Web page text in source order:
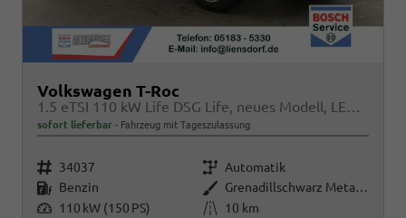
Volkswagen T-Roc
1.5 eTSI 110 kW Life DSG Life, neues Modell, LED, Kamera, Side, Winter, 17-Zoll
sofort lieferbar Fahrzeug mit Tageszulassung
Fahrzeugnr. 34037 Getriebe Automatik
Kraftstoff Benzin Außenfarbe
Grenadillschwarz Metallic
Leistung 110 kW (150 PS) Kilometerstand
10 km